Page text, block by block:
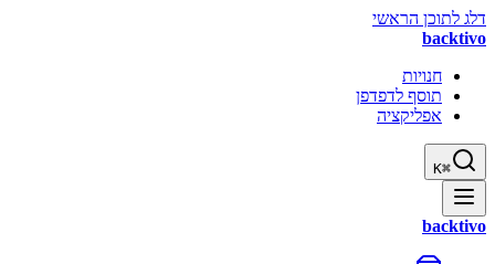
דלג לתוכן הראשי
backtivo
חנויות
תוסף לדפדפן
אפליקציה
⌘
K
backtivo